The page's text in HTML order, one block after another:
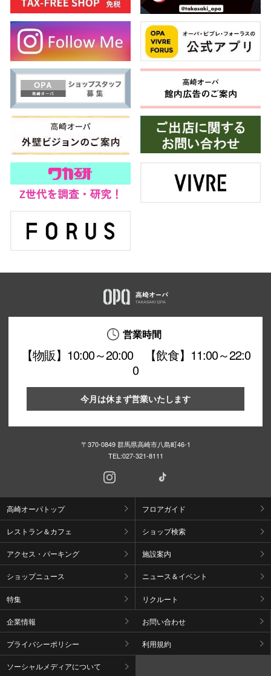
営業時間
【物販】10:00～20:00 【飲食】11:00～22:0
0
今月は休まず営業いたします
〒370-0849 群馬県高崎市八島町46-1
TEL:027-321-8111
高崎オーパトップ フロアガイド
レストラン＆カフェ ショップ検索
アクセス・パーキング 施設案内
ショップニュース ニュース＆イベント
特集 リクルート
企業情報 お問い合わせ
プライバシーポリシー 利用規約
ソーシャルメディアについて